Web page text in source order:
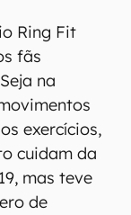
Ring Fit
fãs
na
exercícios,
cuidam da
mas teve
de